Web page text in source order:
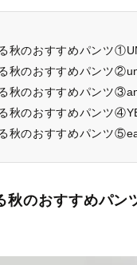
秋のおすすめパンツ
秋のおすすめパンツ
秋のおすすめパンツ
秋のおすすめパンツ
秋のおすすめパンツ
秋のおすすめパ